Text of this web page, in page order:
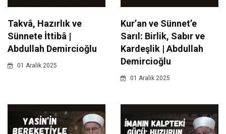
Takvâ, Hazırlık ve
Sünnete İttibâ |
Abdullah Demircioğlu
01 Aralik 2025
Kur’an ve Sünnet’e
Sarıl: Birlik, Sabır ve
Kardeşlik | Abdullah
Demircioğlu
01 Aralik 2025